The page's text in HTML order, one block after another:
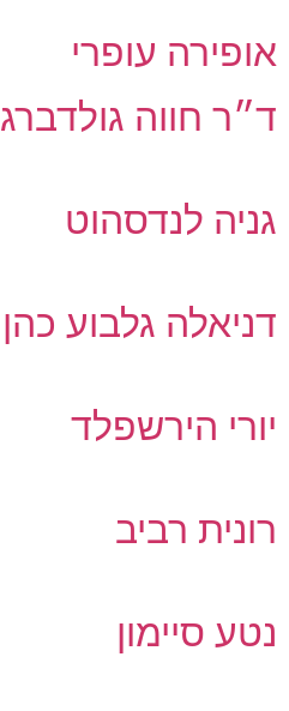
אופירה עופרי
ד״ר חווה גולדברג
גניה לנדסהוט
דניאלה גלבוע כהן
יורי הירשפלד
רונית רביב
נטע סיימון